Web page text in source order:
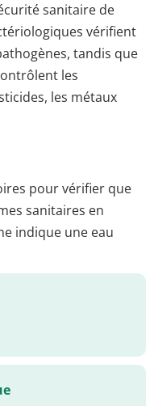
sanitaire de
vérifient
tandis que
les
les métaux
pour vérifier que
sanitaires en
indique une eau